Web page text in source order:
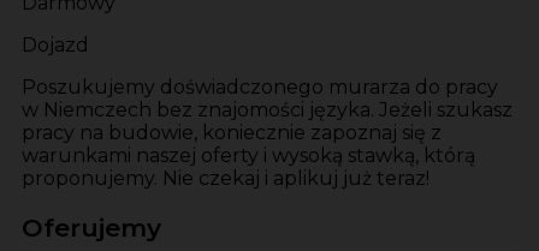
Dojazd
Poszukujemy doświadczonego murarza do pracy
w Niemczech bez znajomości języka. Jeżeli szukasz
pracy na budowie, koniecznie zapoznaj się z
warunkami naszej oferty i wysoką stawką, którą
proponujemy. Nie czekaj i aplikuj już teraz!
Oferujemy